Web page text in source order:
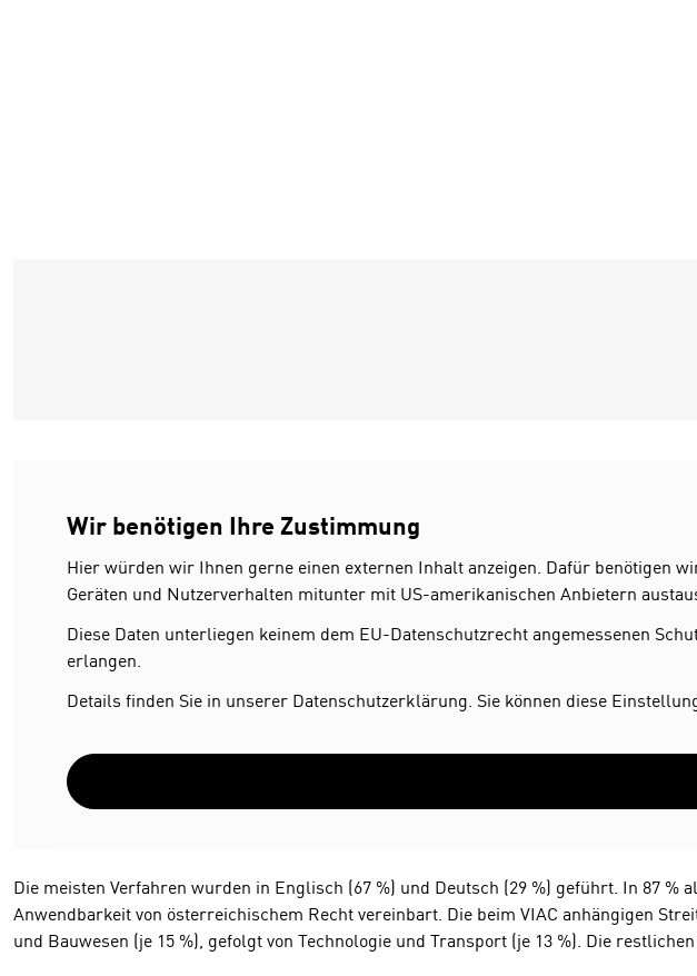
Wir benötigen Ihre Zustimmung
Hier würden wir Ihnen gerne einen externen Inhalt anzeigen. Dafür benötigen
Geräten und Nutzerverhalten mitunter mit US-amerikanischen Anbietern
Diese Daten unterliegen keinem dem EU-Datenschutzrecht angemessenen
erlangen.
Details finden Sie in unserer Datenschutzerklärung. Sie können diese
Die meisten Verfahren wurden in Englisch (67 %) und Deutsch (29 %) geführt. In 87
Anwendbarkeit von österreichischem Recht vereinbart. Die beim VIAC anhängigen
und Bauwesen (je 15 %), gefolgt von Technologie und Transport (je 13 %). Die